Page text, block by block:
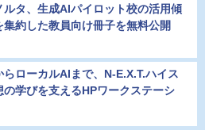
ルタ、生成AIパイロット校の活用傾
集約した教員向け冊子を無料公開
らローカルAIまで、N-E.X.T.ハイス
の学びを支えるHPワークステーシ